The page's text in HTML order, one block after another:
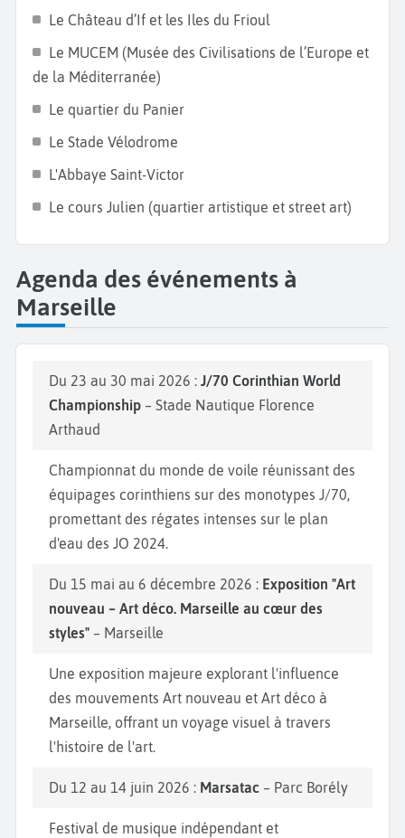
dépaysement. Au-delà de ses idées reçues, Marseille
est une ville en pleine mutation qui revalorise ses
quartiers et se tourne vers l'avenir.
Le Château d’If et les Iles du Frioul
Le MUCEM (Musée des Civilisations de l’Europe et
de la Méditerranée)
Le quartier du Panier
Le Stade Vélodrome
L'Abbaye Saint-Victor
Le cours Julien (quartier artistique et street art)
Agenda des événements à
Marseille
Du 23 au 30 mai 2026 : J/70 Corinthian World
Championship – Stade Nautique Florence
Arthaud
Championnat du monde de voile réunissant des
équipages corinthiens sur des monotypes J/70,
promettant des régates intenses sur le plan
d'eau des JO 2024.
Du 15 mai au 6 décembre 2026 : Exposition "Art
nouveau – Art déco. Marseille au cœur des
styles" – Marseille
Une exposition majeure explorant l'influence
des mouvements Art nouveau et Art déco à
Marseille, offrant un voyage visuel à travers
l'histoire de l'art.
Du 12 au 14 juin 2026 : Marsatac – Parc Borély
Festival de musique indépendant et